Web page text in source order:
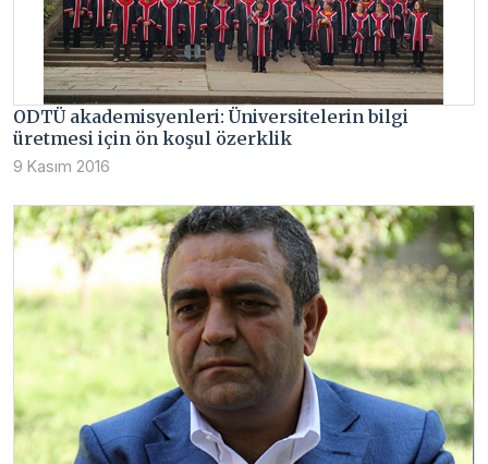
ODTÜ akademisyenleri: Üniversitelerin bilgi
üretmesi için ön koşul özerklik
9 Kasım 2016